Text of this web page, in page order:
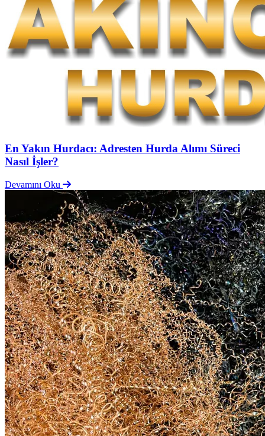
En Yakın Hurdacı: Adresten Hurda Alımı Süreci
Nasıl İşler?
Devamını Oku